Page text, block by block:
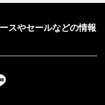
スやセールなどの情報